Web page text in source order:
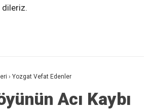
dileriz.
› Yozgat Vefat Edenler
Acı Kaybı